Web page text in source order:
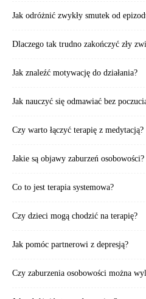
Jak odróżnić zwykły smutek od
Dlaczego tak trudno zakończyć zły
Jak znaleźć motywację do działania?
Jak nauczyć się odmawiać bez
Czy warto łączyć terapię z medytacją?
Jakie są objawy zaburzeń osobowości?
Co to jest terapia systemowa?
Czy dzieci mogą chodzić na terapię?
Jak pomóc partnerowi z depresją?
Czy zaburzenia osobowości można